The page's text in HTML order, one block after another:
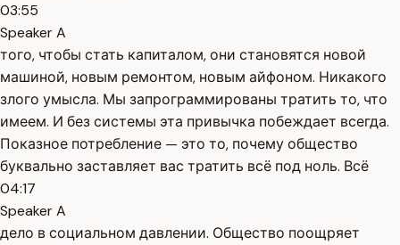
03:55
Speaker A
того, чтобы стать капиталом, они становятся новой
машиной, новым ремонтом, новым айфоном. Никакого
злого умысла. Мы запрограммированы тратить то, что
имеем. И без системы эта привычка побеждает всегда.
Показное потребление — это то, почему общество
буквально заставляет вас тратить всё под ноль. Всё
04:17
Speaker A
дело в социальном давлении. Общество поощряет